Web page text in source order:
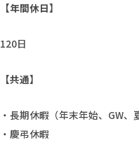
【年間休日】
120日
【共通】
・長期休暇（年末年始、GW、
・慶弔休暇